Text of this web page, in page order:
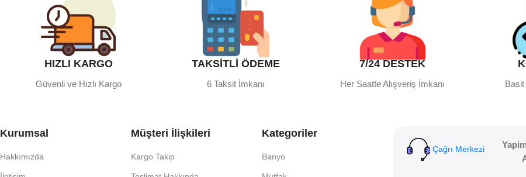
Mutfakta hem pratik çözümler hem de şık tasarımlar arıyorsanız doğru adrestesiniz. Eviye, mutfak bataryası ve aksesuar çeşitleriyle
🌿 Ev ve Bahçe
Yaşam alanlarınızı güzelleştiren mobilya, dekorasyon ve bahçe ürünleriyle evinizde konforlu bir atmosfer yaratın. Bahçe bakımından iç
sunuyoruz.
HIZLI KARGO
Güvenli ve Hızlı Kargo
TAKSİTLİ ÖDEME
6 Taksit İmkanı
7/24 DESTEK
Her Saatte Alışveriş İmkanı Basit
Kurumsal
Hakkımızda
Müşteri İlişkileri
Kargo Takip
Kategoriler
Banyo
Çağrı Merkezi